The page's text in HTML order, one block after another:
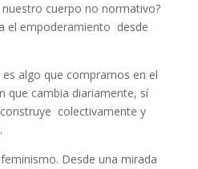
cuerpo no normativo?
el empoderamiento desde
algo que compramos en el
que cambia diariamente, sí
colectivamente y
Desde una mirada